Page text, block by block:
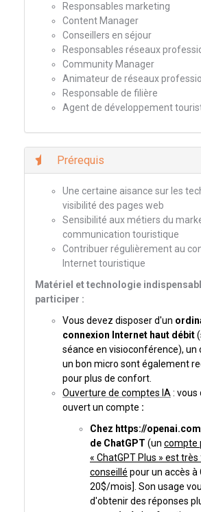
Responsables marketing
Content Manager
Conseillers en séjour
Responsables réseaux
Community Manager
Animateur de réseaux
Responsable de filière
Agent de développement
Prérequis
Une certaine aisance sur les
visibilité des pages web
Sensibilité aux métiers du
communication touristique
Contribuer régulièrement au
Internet touristique
Matériel et technologie
participer :
Vous devez disposer d'un
connexion Internet haut débit
séance en visioconférence), un
un bon micro sont également
pour plus de confort.
Ouverture de comptes IA : vous
ouvert un compte :
Chez https://
de ChatGPT (un compte
« ChatGPT Plus » est
conseillé pour un accès à
20$/mois]. Son usage
d'obtenir des réponses